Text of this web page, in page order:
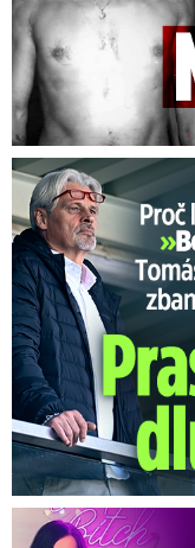
Proč Skuhravý